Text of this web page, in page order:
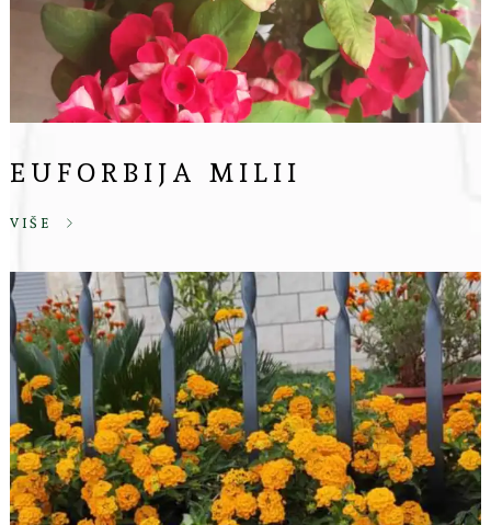
EUFORBIJA MILII
VIŠE